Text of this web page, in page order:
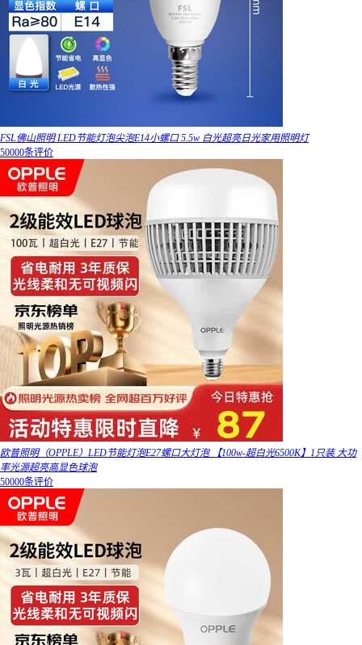
FSL佛山照明 LED节能灯泡尖泡E14小螺口 5.5w 白光超亮日光家用照明灯
50000条评价
欧普照明（OPPLE）LED节能灯泡E27螺口大灯泡 【100w-超白光6500K】1只装 大功
率光源超亮高显色球泡
50000条评价